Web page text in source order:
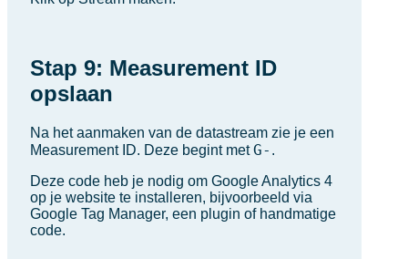
Stap 9: Measurement ID
opslaan
Na het aanmaken van de datastream zie je een
Measurement ID. Deze begint metG- .
Deze code heb je nodig om Google Analytics 4
op je website te installeren, bijvoorbeeld via
Google Tag Manager, een plugin of handmatige
code.